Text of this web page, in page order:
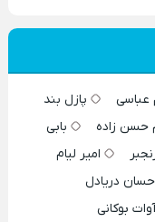
عباسی
پازل بند
حسن زاده
بابی
امیر لیام
دریادل
بوکانی